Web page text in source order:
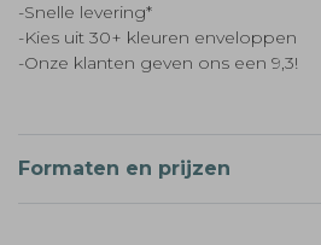
-Snelle levering*
-Kies uit 30+ kleuren enveloppen
-Onze klanten geven ons een 9,3!
Formaten en prijzen